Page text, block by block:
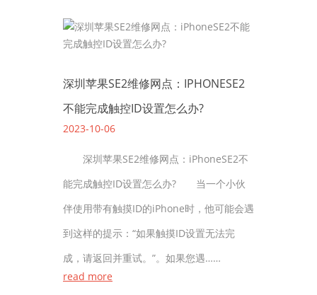
深圳苹果SE2维修网点：IPHONESE2
不能完成触控ID设置怎么办?
2023-10-06
深圳苹果SE2维修网点：iPhoneSE2不
能完成触控ID设置怎么办? 当一个小伙
伴使用带有触摸ID的iPhone时，他可能会遇
到这样的提示：“如果触摸ID设置无法完
成，请返回并重试。”。如果您遇……
read more